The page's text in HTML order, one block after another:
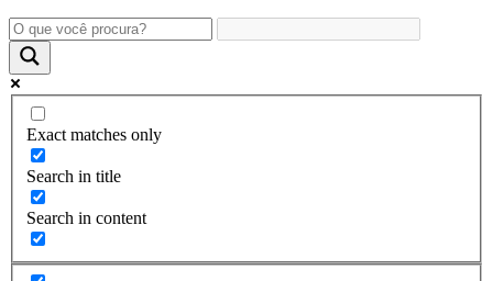
Exact matches only
Search in title
Search in content